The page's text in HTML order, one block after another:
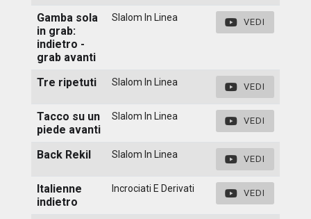
Gamba sola
in grab:
indietro -
grab avanti
Slalom In Linea VEDI
Tre ripetuti Slalom In Linea VEDI
Tacco su un
piede avanti
Slalom In Linea VEDI
Back Rekil Slalom In Linea VEDI
Italienne
indietro
Incrociati E Derivati VEDI